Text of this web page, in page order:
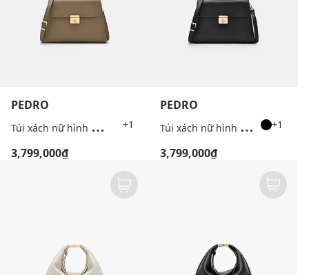
PEDRO
T
úi xách nữ hình thang Leather +1
3,799,000₫
PEDRO
T
úi xách nữ hình thang Leather +1
3,799,000₫